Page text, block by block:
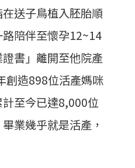
送子鳥植入胚胎順
陪伴至懷孕12~14
書」離開至他院產
創造898位活產媽咪
至今已達8,000位
業幾乎就是活產，